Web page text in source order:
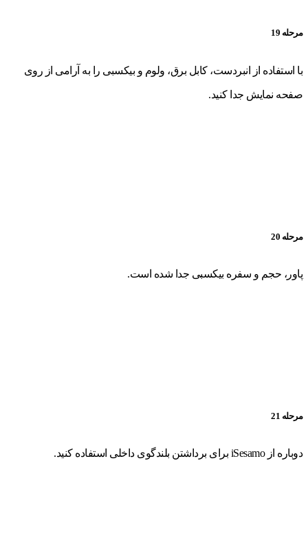
مرحله 19
با استفاده از انبردست، کابل برق، ولوم و بیکسبی را به آرامی از روی
صفحه نمایش جدا کنید.
مرحله 20
پاور، حجم و سفره بیکسبی جدا شده است.
مرحله 21
دوباره از iSesamo برای برداشتن بلندگوی داخلی استفاده کنید.